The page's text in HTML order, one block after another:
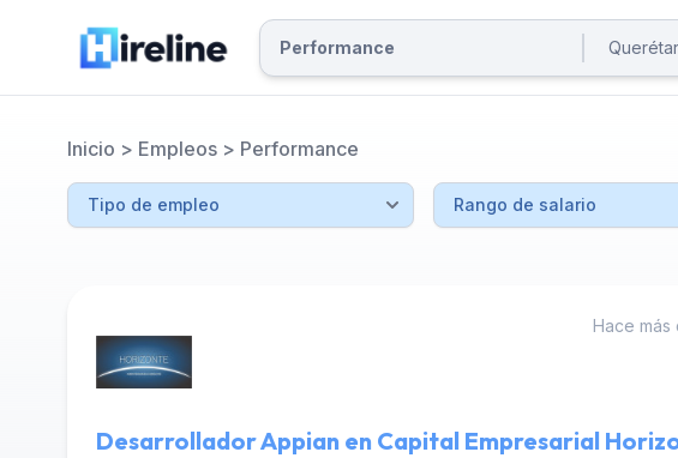
Inicio > Empleos > Performance
Hace más
Desarrollador Appian en Capital Empresarial